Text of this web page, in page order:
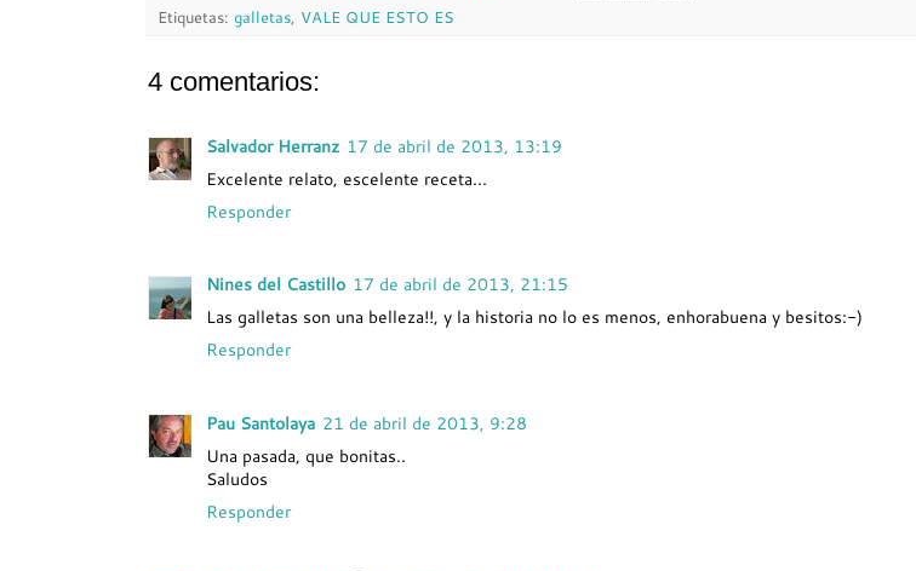
Etiquetas: galletas VALE QUE ESTO ES
4 comentarios:
Salvador Herranz 17 de abril de 2013, 13:19
Excelente relato, escelente receta...
Responder
Nines del Castillo 17 de abril de 2013, 21:15
Las galletas son una belleza!!, y la historia no lo es menos, enhorabuena y besitos:-)
Responder
Pau Santolaya 21 de abril de 2013, 9:28
Una pasada, que bonitas..
Saludos
Responder